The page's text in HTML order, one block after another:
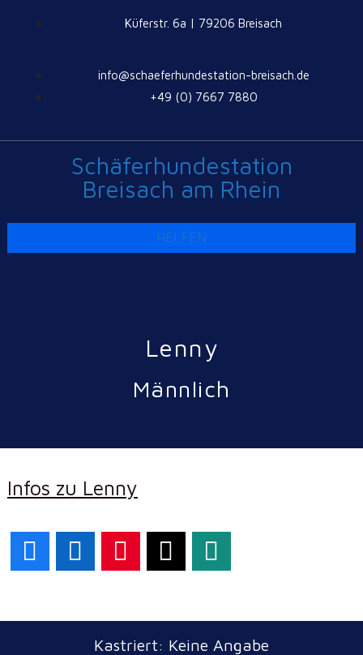
Küferstr. 6a | 79206 Breisach
info@schaeferhundestation-breisach.de
+49 (0) 7667 7880
Schäferhundestation
Breisach am Rhein
HELFEN
Lenny
Männlich
Infos zu Lenny
Kastriert: Keine Angabe